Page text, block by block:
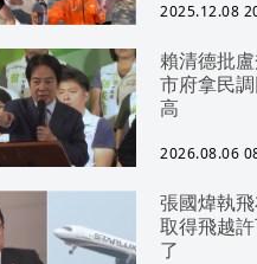
2025.12.08
賴清德批
市府拿民
高
2026.08.06
張國煒執
取得飛越
了